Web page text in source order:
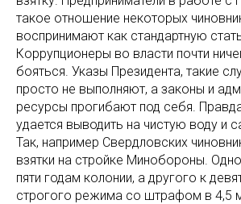
такое отношение некоторых
воспринимают как стандартную
Коррупционеры во власти почти
бояться. Указы Президента, такие
просто не выполняют, а законы и
ресурсы прогибают под себя.
удается выводить на чистую воду и
Так, например Свердловских
взятки на стройке Минобороны.
пяти годам колонии, а другого к
строгого режима со штрафом в 4,5